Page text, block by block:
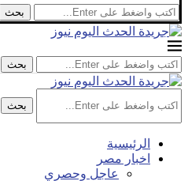
بحث
بحث
بحث
الرئيسية
اخبار مصر
عاجل وحصري